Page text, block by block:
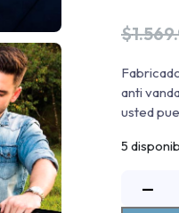
$
anti
usted
5
−